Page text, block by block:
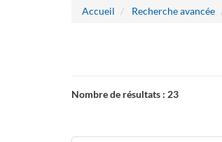
Accueil Recherche avancée
Nombre de résultats : 23